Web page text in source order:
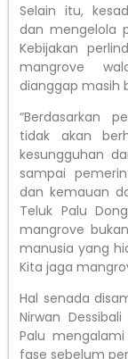
Selain itu,
dan mengelola
Kebijakan
mangrove
dianggap masih
“Berdasarkan
tidak akan
kesungguhan
sampai
dan kemauan
Teluk Palu
mangrove
manusia yang
Kita jaga
Hal senada
Nirwan
Palu
fase sebelum